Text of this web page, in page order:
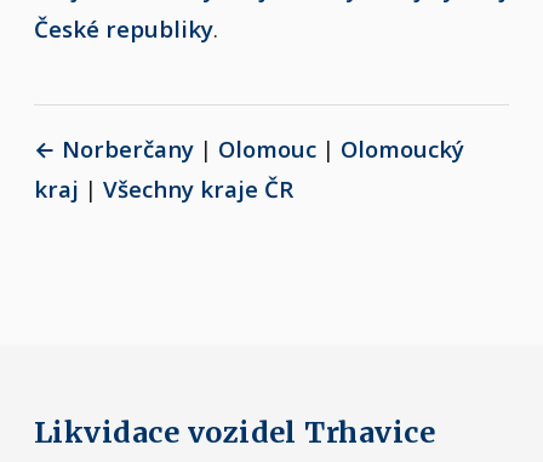
České republiky.
← Norberčany | Olomouc | Olomoucký
kraj | Všechny kraje ČR
Likvidace vozidel Trhavice